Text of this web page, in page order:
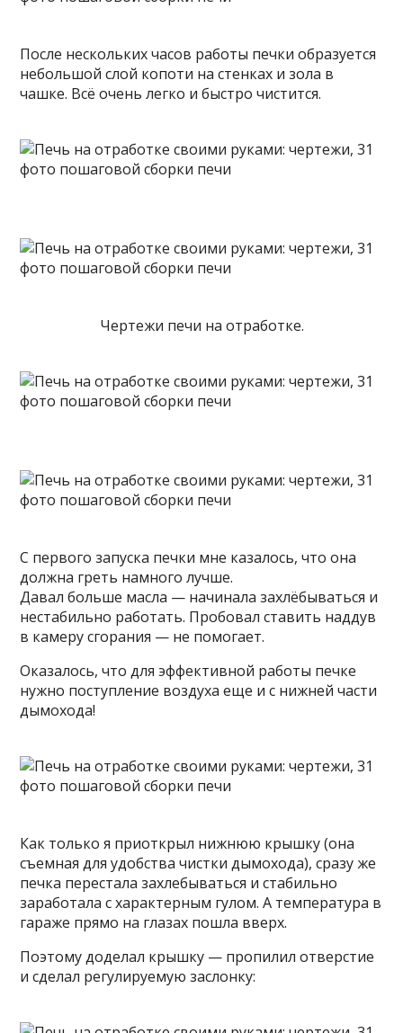
После нескольких часов работы печки образуется
небольшой слой копоти на стенках и зола в
чашке. Всё очень легко и быстро чистится.
Чертежи печи на отработке.
С первого запуска печки мне казалось, что она
должна греть намного лучше.
Давал больше масла — начинала захлёбываться и
нестабильно работать. Пробовал ставить наддув
в камеру сгорания — не помогает.
Оказалось, что для эффективной работы печке
нужно поступление воздуха еще и с нижней части
дымохода!
Как только я приоткрыл нижнюю крышку (она
съемная для удобства чистки дымохода), сразу же
печка перестала захлебываться и стабильно
заработала с характерным гулом. А температура в
гараже прямо на глазах пошла вверх.
Поэтому доделал крышку — пропилил отверстие
и сделал регулируемую заслонку: